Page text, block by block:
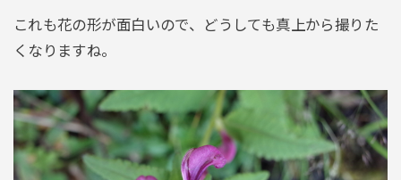
これも花の形が面白いので、どうしても真上から撮りた
くなりますね。